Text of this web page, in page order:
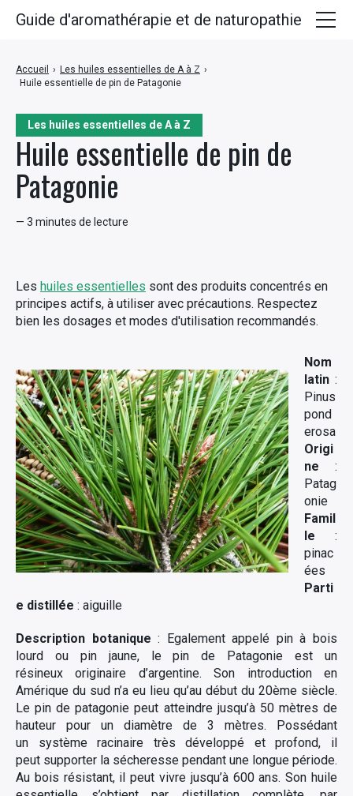
Les huiles essentielles de A à Z
Huile essentielle de pin de
Patagonie
— 3 minutes de lecture
Accueil › Les huiles essentielles de A à Z ›
Huile essentielle de pin de Patagonie
Les huiles essentielles sont des produits concentrés en
principes actifs, à utiliser avec précautions. Respectez
bien les dosages et modes d'utilisation recommandés.
Nom
latin:
Pinus
pond
erosa
Origi
ne :
Patag
onie
Famil
le :
pinac
ées
Parti
e distillée : aiguille
Description botanique : Egalement appelé pin à bois
lourd ou pin jaune, le pin de Patagonie est un
résineux originaire d’argentine. Son introduction en
Amérique du sud n’a eu lieu qu’au début du 20ème siècle.
Le pin de patagonie peut atteindre jusqu’à 50 mètres de
hauteur pour un diamètre de 3 mètres. Possédant
un système racinaire très développé et profond, il
peut supporter la sécheresse pendant une longue période.
Au bois résistant, il peut vivre jusqu’à 600 ans. Son huile
Guide d'aromathérapie et de naturopathie
Plantes médicinales
Huiles végétales
Hydrolats
Recettes